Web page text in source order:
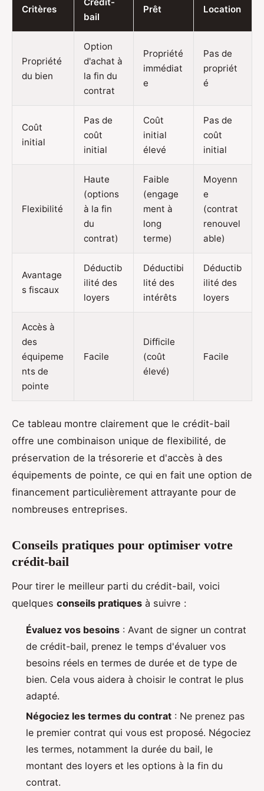
Critères
bail
Prêt Location
Propriété
du bien
Option
d'achat à
la fin du
contrat
Propriété
immédiat
e
Pas de
propriét
é
Coût
initial
Pas de
coût
initial
Coût
initial
élevé
Pas de
coût
initial
Flexibilité
Haute
(options
à la fin
du
contrat)
Faible
(engage
ment à
long
terme)
Moyenn
e
(contrat
renouvel
able)
Avantage
s fiscaux
Déductib
ilité des
loyers
Déductibi
lité des
intérêts
Déductib
ilité des
loyers
Accès à
des
équipeme
nts de
pointe
Facile
Difficile
(coût
élevé)
Facile
Ce tableau montre clairement que le crédit-bail
offre une combinaison unique de flexibilité, de
préservation de la trésorerie et d'accès à des
équipements de pointe, ce qui en fait une option de
financement particulièrement attrayante pour de
nombreuses entreprises.
Conseils pratiques pour optimiser votre
crédit-bail
Pour tirer le meilleur parti du crédit-bail, voici
quelques conseils pratiques à suivre :
Évaluez vos besoins : Avant de signer un contrat
de crédit-bail, prenez le temps d'évaluer vos
besoins réels en termes de durée et de type de
bien. Cela vous aidera à choisir le contrat le plus
adapté.
Négociez les termes du contrat : Ne prenez pas
le premier contrat qui vous est proposé. Négociez
les termes, notamment la durée du bail, le
montant des loyers et les options à la fin du
contrat.